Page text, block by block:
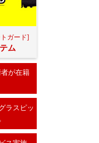
ガード]
ム
が在籍
ラスピッ